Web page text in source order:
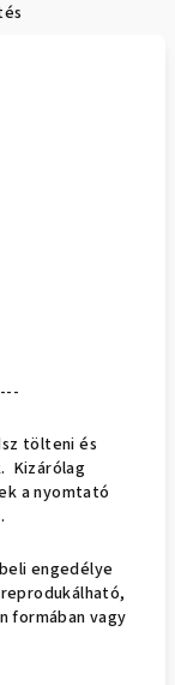
tölteni és
Kizárólag
a nyomtató
engedélye
formában vagy